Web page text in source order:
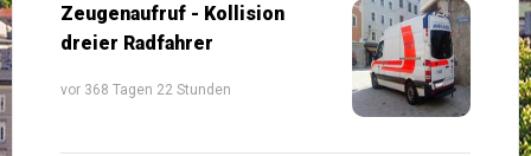
Zeugenaufruf - Kollision
dreier Radfahrer
vor 368 Tagen 22 Stunden